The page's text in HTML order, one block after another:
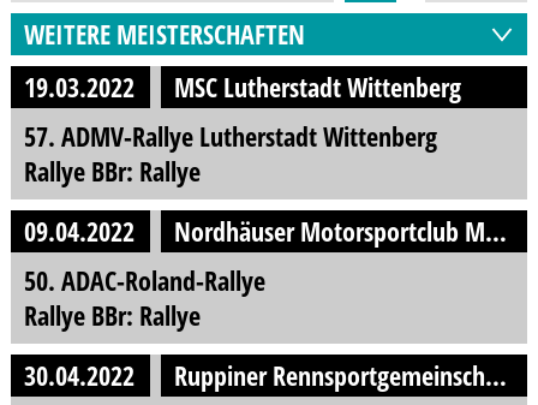
WEITERE MEISTERSCHAFTEN
19.03.2022
MSC Lutherstadt Wittenberg
57. ADMV-Rallye Lutherstadt Wittenberg
Rallye BBr: Rallye
09.04.2022
Nordhäuser Motorsportclub MSC e.V.
50. ADAC-Roland-Rallye
Rallye BBr: Rallye
30.04.2022
Ruppiner Rennsportgemeinschaft e.V.